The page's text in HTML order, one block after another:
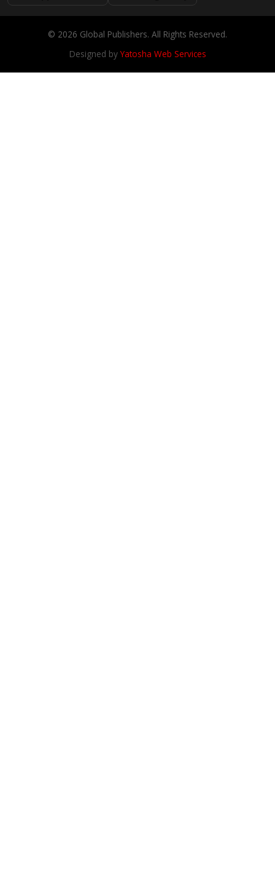
© 2026 Global Publishers. All Rights Reserved.
Designed byYatosha Web Services